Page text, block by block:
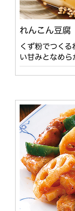
れんこん豆腐
くず粉でつく
い甘みとなめら